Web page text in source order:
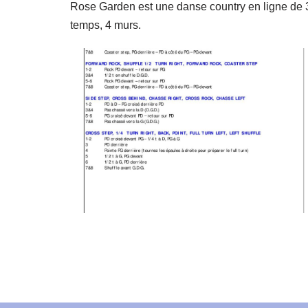
Rose Garden est une danse country en ligne de
temps, 4 murs.